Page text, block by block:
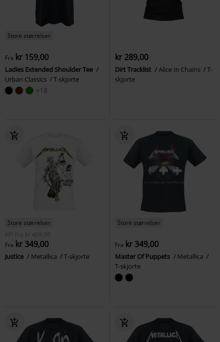
Store størrelser
Fra kr 159,00
Ladies Extended Shoulder Tee
Urban Classics
T-skjorte
+18
kr 289,00
Dirt Tracklist Alice In Chains
T-
skjorte
Store størrelser
KPI
Fra kr 409,00
Fra kr 349,00
Justice Metallica T-skjorte
Store størrelser
Fra kr 349,00
Master Of Puppets
Metallica
T-skjorte